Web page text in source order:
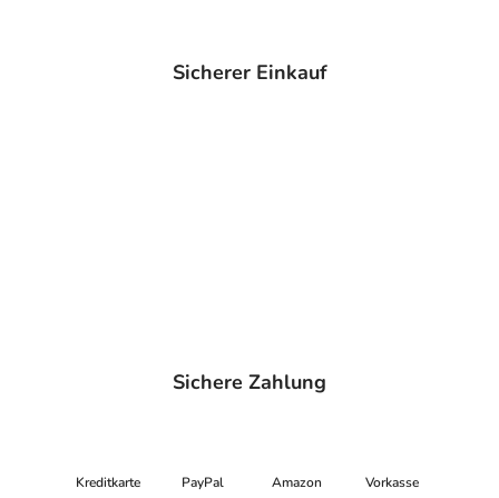
Sicherer Einkauf
Sichere Zahlung
Kreditkarte PayPal Amazon Vorkasse